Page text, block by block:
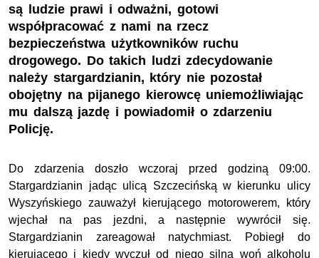
są ludzie prawi i odważni, gotowi
współpracować z nami na rzecz
bezpieczeństwa użytkowników ruchu
drogowego. Do takich ludzi zdecydowanie
należy stargardzianin, który nie pozostał
obojętny na pijanego kierowcę uniemożliwiając
mu dalszą jazdę i powiadomił o zdarzeniu
Policję.
Do zdarzenia doszło wczoraj przed godziną 09:00.
Stargardzianin jadąc ulicą Szczecińską w kierunku ulicy
Wyszyńskiego zauważył kierującego motorowerem,
który
wjechał na pas jezdni, a następnie wywrócił się.
Stargardzianin zareagował natychmiast. Pobiegł do
kierującego i kiedy wyczuł od niego silną woń alkoholu